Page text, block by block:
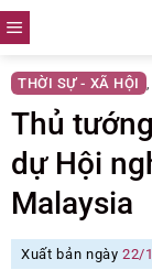
Skip
to
content
THỜI SỰ - XÃ HỘI ,
Thủ
dự Hội
Malaysia
Xuất bản ngày22/